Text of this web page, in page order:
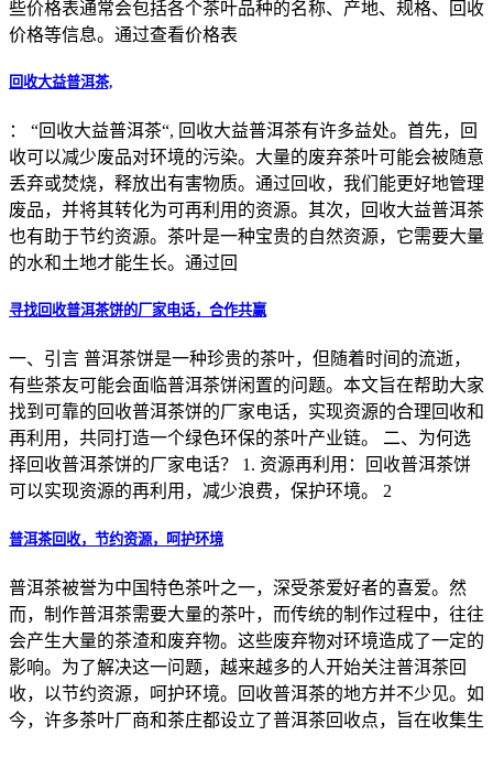
些价格表通常会包括各个茶叶品种的名称、产地、规格、回收
价格等信息。通过查看价格表
回收大益普洱茶,
： “回收大益普洱茶“, 回收大益普洱茶有许多益处。首先，回
收可以减少废品对环境的污染。大量的废弃茶叶可能会被随意
丢弃或焚烧，释放出有害物质。通过回收，我们能更好地管理
废品，并将其转化为可再利用的资源。其次，回收大益普洱茶
也有助于节约资源。茶叶是一种宝贵的自然资源，它需要大量
的水和土地才能生长。通过回
寻找回收普洱茶饼的厂家电话，合作共赢
一、引言 普洱茶饼是一种珍贵的茶叶，但随着时间的流逝，
有些茶友可能会面临普洱茶饼闲置的问题。本文旨在帮助大家
找到可靠的回收普洱茶饼的厂家电话，实现资源的合理回收和
再利用，共同打造一个绿色环保的茶叶产业链。 二、为何选
择回收普洱茶饼的厂家电话？ 1. 资源再利用：回收普洱茶饼
可以实现资源的再利用，减少浪费，保护环境。 2
普洱茶回收，节约资源，呵护环境
普洱茶被誉为中国特色茶叶之一，深受茶爱好者的喜爱。然
而，制作普洱茶需要大量的茶叶，而传统的制作过程中，往往
会产生大量的茶渣和废弃物。这些废弃物对环境造成了一定的
影响。为了解决这一问题，越来越多的人开始关注普洱茶回
收，以节约资源，呵护环境。回收普洱茶的地方并不少见。如
今，许多茶叶厂商和茶庄都设立了普洱茶回收点，旨在收集生